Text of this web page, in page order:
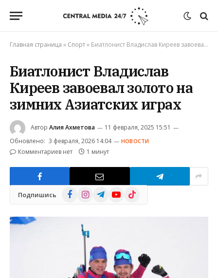
Главная страница » Спорт» Биатлонист Владислав Киреев завоевал золото на зимних Азиатских играх
Биатлонист Владислав
Киреев завоевал золото на
зимних Азиатских играх
Автор Алия Ахметова
11 февраля, 2025 15:51
Обновлено: 3 февраля, 2026 14:04 НОВОСТИ
Комментариев нет 1 минут
Подпишись FacebookInstagramTelegramYouTube
TikTok